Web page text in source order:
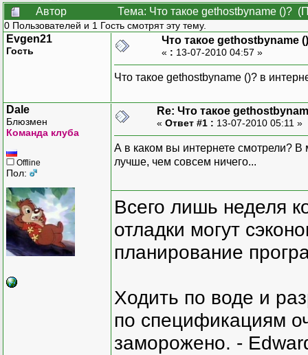
Автор
Тема: Что такое gethostbyname ()?
0 Пользователей и 1 Гость смотрят эту тему.
Evgen21
Гость
Что такое gethostbyname
« : 13-07-2010 04:57 »
Что такое gethostbyname ()? в
Dale
Блюзмен
Команда клуба
Offline
Пол:
Re: Что такое
« Ответ #1 : 13-07-2010 05:11 »
А в каком вы интернете смотрели?
лучше, чем совсем ничего...
Всего лишь неделя
отладки могут
планирование
Ходить по воде и
по спецификациям
заморожено. -